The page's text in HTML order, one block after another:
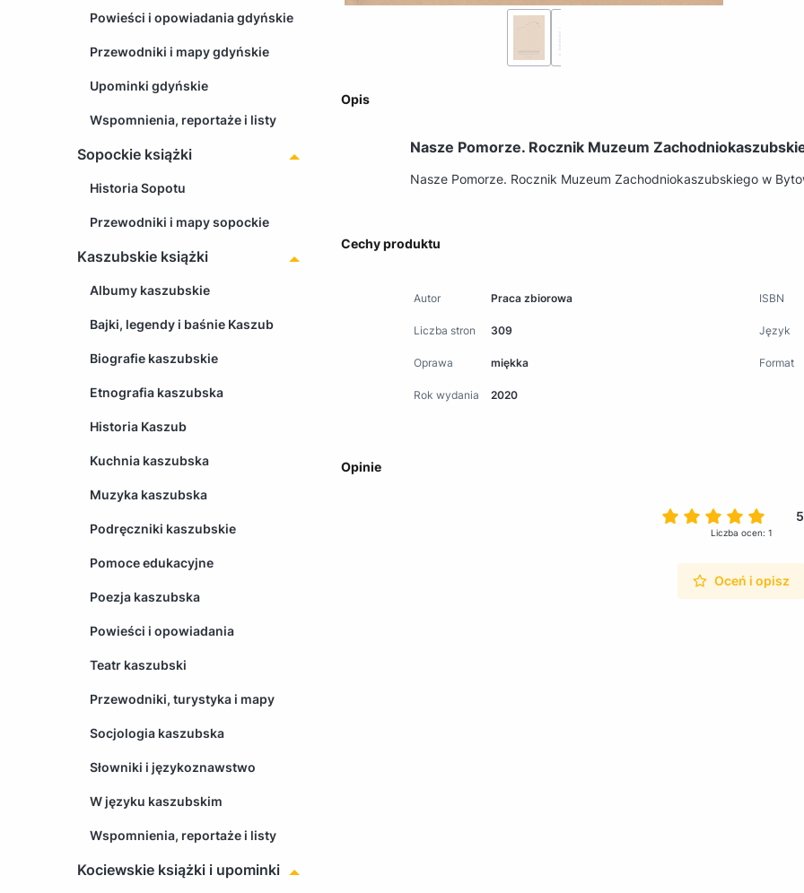
Powieści i opowiadania gdyńskie
Przewodniki i mapy gdyńskie
Upominki gdyńskie
Wspomnienia, reportaże i listy
Sopockie książki
Historia Sopotu
Przewodniki i mapy sopockie
Kaszubskie książki
Albumy kaszubskie
Bajki, legendy i baśnie Kaszub
Biografie kaszubskie
Etnografia kaszubska
Historia Kaszub
Kuchnia kaszubska
Muzyka kaszubska
Podręczniki kaszubskie
Pomoce edukacyjne
Poezja kaszubska
Powieści i opowiadania
Teatr kaszubski
Przewodniki, turystyka i mapy
Socjologia kaszubska
Słowniki i językoznawstwo
W języku kaszubskim
Wspomnienia, reportaże i listy
Kociewskie książki i upominki
Opis
Nasze Pomorze. Rocznik Muzeum
Nasze Pomorze. Rocznik Muzeum Zachodniokaszubskiego w
Cechy produktu
Autor Praca zbiorowa ISBN
Liczba stron 309 Język
Oprawa miękka Format
Rok wydania 2020
Opinie
Liczba ocen: 1
Oceń i opisz